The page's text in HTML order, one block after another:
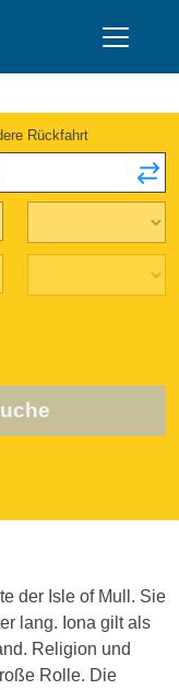
Rückfahrt
der Isle of Mull. Sie
lang. Iona gilt als
Religion und
Rolle. Die